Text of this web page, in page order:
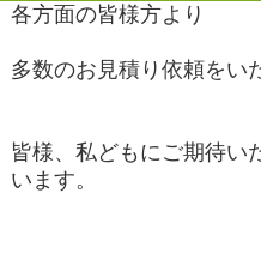
各方面の皆様方より
多数のお見積り依頼をい
皆様、私どもにご期待い
います。